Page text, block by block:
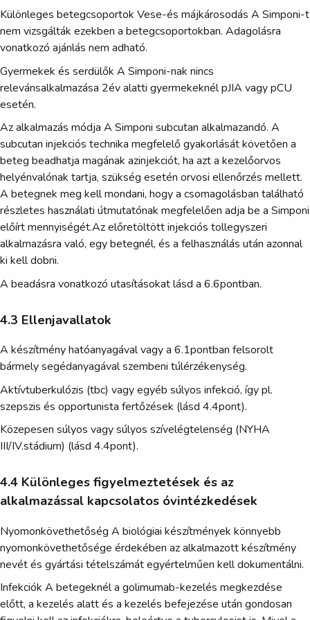
Különleges betegcsoportok Vese-és májkárosodás A Simponi-t
nem vizsgálták ezekben a betegcsoportokban. Adagolásra
vonatkozó ajánlás nem adható.
Gyermekek és serdülők A Simponi-nak nincs
relevánsalkalmazása 2év alatti gyermekeknél pJIA vagy pCU
esetén.
Az alkalmazás módja A Simponi subcutan alkalmazandó. A
subcutan injekciós technika megfelelő gyakorlását követően a
beteg beadhatja magának azinjekciót, ha azt a kezelőorvos
helyénvalónak tartja, szükség esetén orvosi ellenőrzés mellett.
A betegnek meg kell mondani, hogy a csomagolásban található
részletes használati útmutatónak megfelelően adja be a Simponi
előírt mennyiségét.Az előretöltött injekciós tollegyszeri
alkalmazásra való, egy betegnél, és a felhasználás után azonnal
ki kell dobni.
A beadásra vonatkozó utasításokat lásd a 6.6pontban.
4.3 Ellenjavallatok
A készítmény hatóanyagával vagy a 6.1pontban felsorolt
bármely segédanyagával szembeni túlérzékenység.
Aktívtuberkulózis (tbc) vagy egyéb súlyos infekció, így pl.
szepszis és opportunista fertőzések (lásd 4.4pont).
Közepesen súlyos vagy súlyos szívelégtelenség (NYHA
III/IV.stádium) (lásd 4.4pont).
4.4 Különleges figyelmeztetések és az
alkalmazással kapcsolatos óvintézkedések
Nyomonkövethetőség A biológiai készítmények könnyebb
nyomonkövethetősége érdekében az alkalmazott készítmény
nevét és gyártási tételszámát egyértelműen kell dokumentálni.
Infekciók A betegeknél a golimumab-kezelés megkezdése
előtt, a kezelés alatt és a kezelés befejezése után gondosan